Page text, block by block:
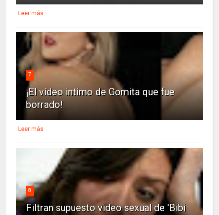
Leer más
7
¡El vídeo intimo de Gomita que fue
borrado!
Leer más
8
Filtran supuesto video sexual de 'Bibi